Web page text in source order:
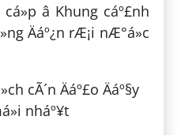
â Khung cáº£nh
Äáº¿n rÆ¡i nÆ°á»c